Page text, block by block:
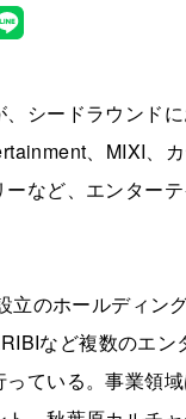
、シードラウンド
、MIXI、
など、エンター
立のホールディン
など複数のエ
ている。事業領